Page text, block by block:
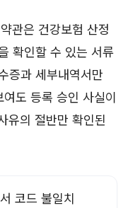
관은 건강보험 산정
확인할 수 있는 서류
증과 세부내역서만
도 등록 승인 사실이
유의 절반만 확인된
코드 불일치